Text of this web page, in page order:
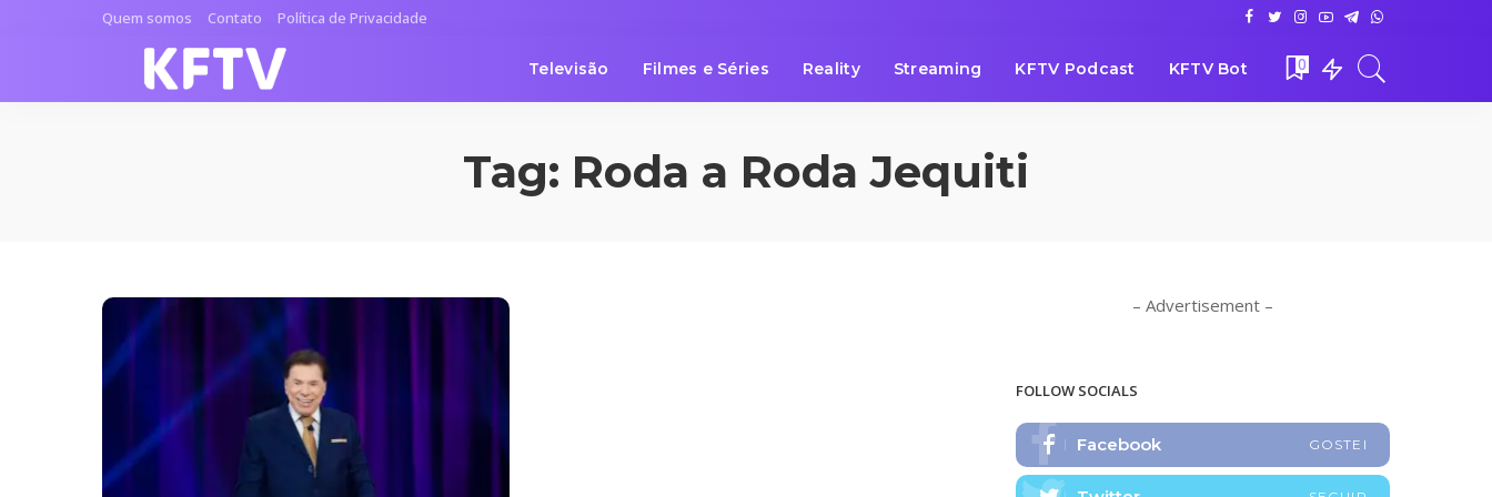
Quem somos Contato Política de Privacidade
Televisão Filmes e Séries Reality Streaming KFTV Podcast KFTV Bot 0
Tag: Roda a Roda Jequiti
– Advertisement –
FOLLOW SOCIALS
Facebook GOSTEI